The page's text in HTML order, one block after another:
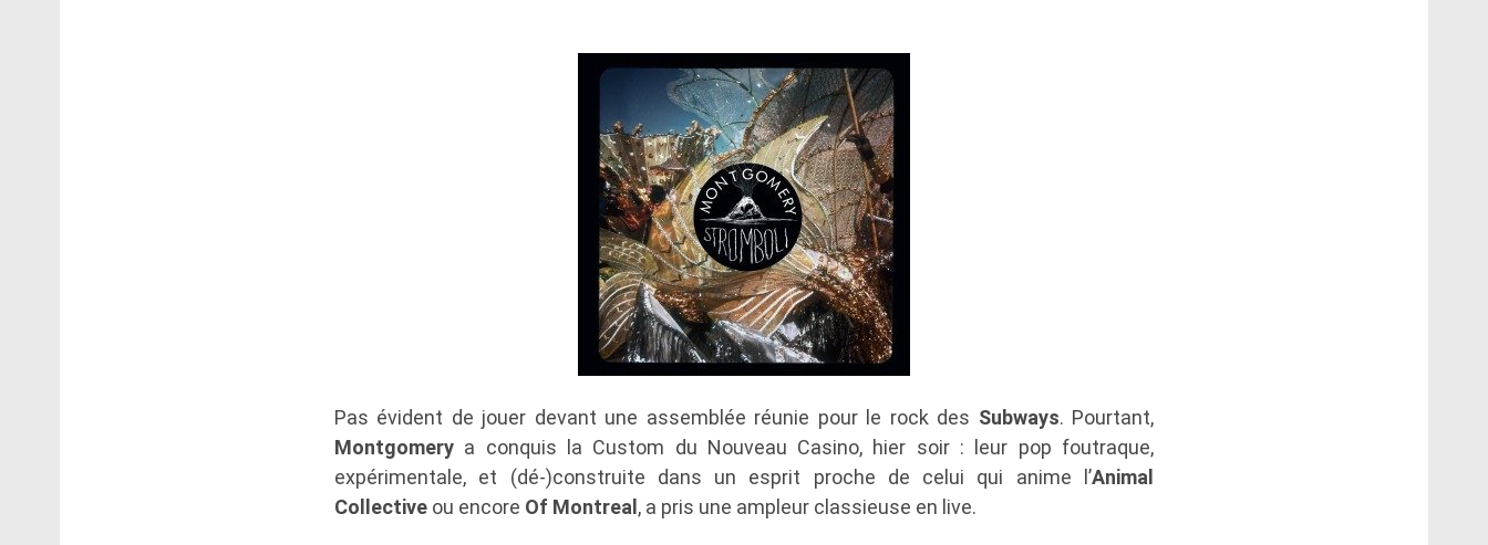
Pas évident de jouer devant une assemblée réunie pour le rock des Subways. Pourtant,
Montgomery a conquis la Custom du Nouveau Casino, hier soir : leur pop foutraque,
expérimentale, et (dé-)construite dans un esprit proche de celui qui anime l’Animal
Collective ou encore Of Montreal, a pris une ampleur classieuse en live.